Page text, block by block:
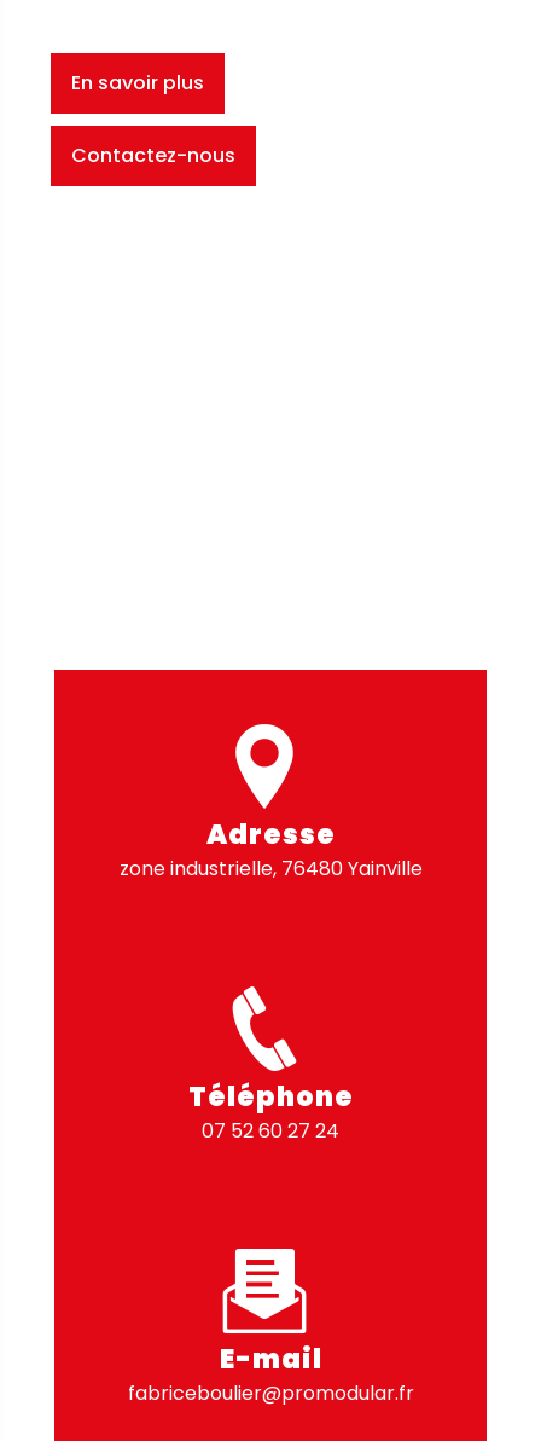
En savoir plus
Contactez-nous
Adresse
zone industrielle, 76480 Yainville
Téléphone
07 52 60 27 24
E-mail
fabriceboulier@promodular.fr